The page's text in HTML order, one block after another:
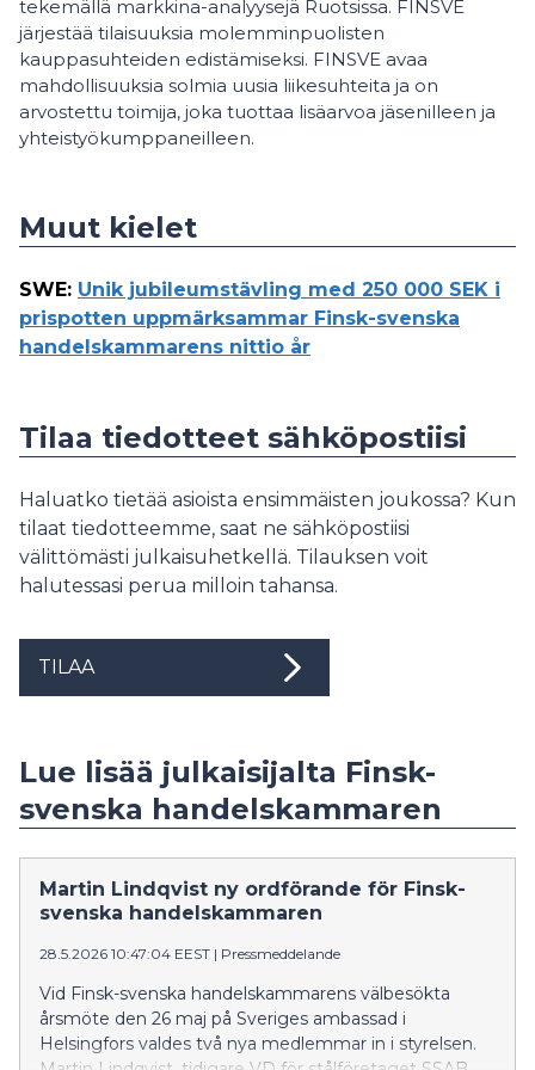
tekemällä markkina-analyysejä Ruotsissa. FINSVE
järjestää tilaisuuksia molemminpuolisten
kauppasuhteiden edistämiseksi. FINSVE avaa
mahdollisuuksia solmia uusia liikesuhteita ja on
arvostettu toimija, joka tuottaa lisäarvoa jäsenilleen ja
yhteistyökumppaneilleen.
Muut kielet
SWE: Unik jubileumstävling med 250 000 SEK i
prispotten uppmärksammar Finsk-svenska
handelskammarens nittio år
Tilaa tiedotteet sähköpostiisi
Haluatko tietää asioista ensimmäisten joukossa? Kun
tilaat tiedotteemme, saat ne sähköpostiisi
välittömästi julkaisuhetkellä. Tilauksen voit
halutessasi perua milloin tahansa.
TILAA
Lue lisää julkaisijalta Finsk-
svenska handelskammaren
Martin Lindqvist ny ordförande för Finsk-
svenska handelskammaren
28.5.2026 10:47:04 EEST | Pressmeddelande
Vid Finsk-svenska handelskammarens välbesökta
årsmöte den 26 maj på Sveriges ambassad i
Helsingfors valdes två nya medlemmar in i styrelsen.